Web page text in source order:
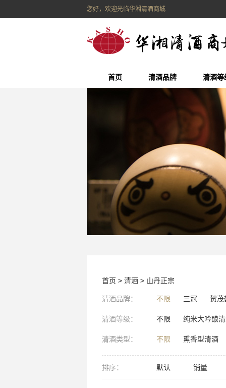
您好，欢迎光临华湘清酒商城
首页 清酒品牌 清酒等
首页 > 清酒 > 山丹正宗
清酒品牌： 不限 三冠 贺茂
清酒等级： 不限 纯米大吟酿
清酒类型： 不限 熏香型清酒
排序： 默认 销量